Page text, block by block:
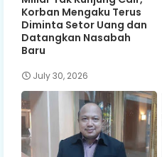
Korban Mengaku Terus
Diminta Setor Uang dan
Datangkan Nasabah
Baru
July 30, 2026